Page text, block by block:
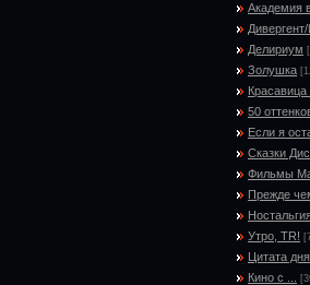
Академия
Делириум
Золушка
50
Если я
Сказки
Фильмы
Прежде
Утро, TR!
Цитата дня
Кино с ...